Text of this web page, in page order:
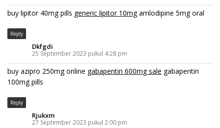
buy lipitor 40mg pills generic lipitor 10mgamlodipine 5mg oral
Reply
Dkfgdi
25 September 2023 pukul 4:28 pm
buy azipro 250mg online gabapentin 600mg sale gabapentin
100mg pills
Reply
Rjukxm
27 September 2023 pukul 2:00 pm